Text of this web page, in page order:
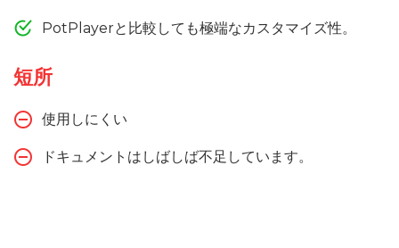
PotPlayerと比較しても極端なカスタマイズ性。
短所
使用しにくい
ドキュメントはしばしば不足しています。